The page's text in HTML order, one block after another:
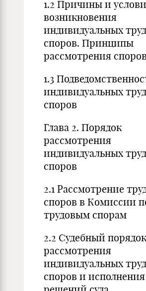
1.2 Причины и
возникновения
индивидуальных
споров. Принципы
рассмотрения споров
1.3
индивидуальных
споров
Глава 2. Порядок
рассмотрения
индивидуальных
споров
2.1 Рассмотрение
споров в Комиссии
трудовым спорам
2.2 Судебный порядок
рассмотрения
индивидуальных
споров и исполнения